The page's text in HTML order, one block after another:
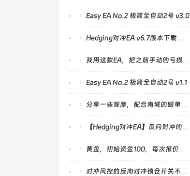
Easy EA No.2 极简全自动2号 v3.0
Hedging对冲EA v6.7版本下载及更新功能说明
我用这款EA，把之前手动的亏损赚回来了
Easy EA No.2 极简全自动2号 v1.1
分享一些观摩，配合南城的跟单策略
【Hedging对冲EA】反向对冲的锁仓功能会在总体止盈后仍然开单进行锁仓
黄金，初始资金100，每次报价方式测试今年1至9月份，最终净值3100，附设置。
对冲风控的反向对冲锁仓开关不复位